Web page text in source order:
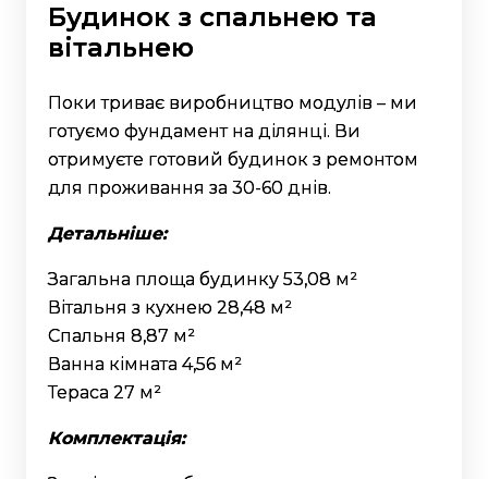
Будинок з спальнею та
вітальнею
Поки триває виробництво модулів – ми
готуємо фундамент на ділянці. Ви
отримуєте готовий будинок з ремонтом
для проживання за 30-60 днів.
Детальніше:
Загальна площа будинку 53,08 м²
Вітальня з кухнею 28,48 м²
Спальня 8,87 м²
Ванна кімната 4,56 м²
Тераса 27 м²
Комплектація: